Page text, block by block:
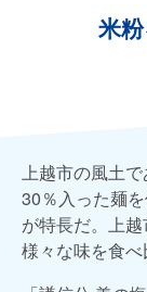
米
上越市の風土
30％入った麺
が特長だ。上
様々な味を食べ